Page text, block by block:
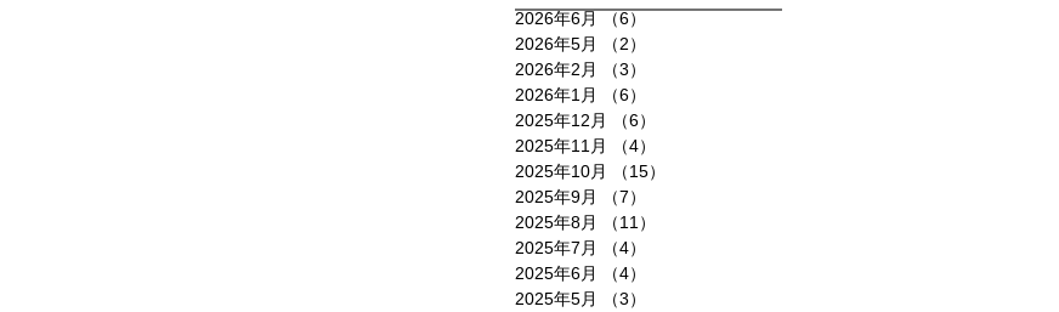
2026年6月 （6）
2026年5月
（2）
2026年2月
（3）
2026年1月
（6）
2025年12月
（6）
2025年11月
（4）
2025年10月
（15）
2025年9月
（7）
2025年8月
（11）
2025年7月
（4）
2025年6月
（4）
2025年5月
（3）